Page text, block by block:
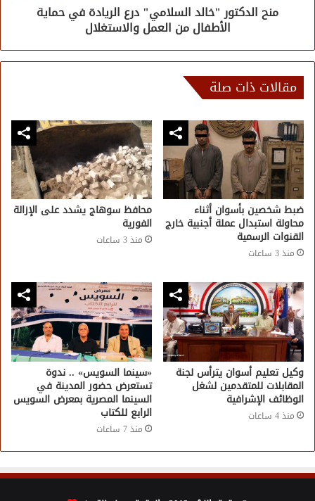
منح الدكتور "خالد السلامي" درع الريادة في حماية
الأطفال من العمل والاستغلال
مقالات ذات صلة
ضبط شخصين بأسوان أثناء
محاولة استبدال عملة أجنبية خارج
القنوات الرسمية
منذ 3 ساعات
محافظ سوهاج يشدد على الإزالة
الفورية
منذ 3 ساعات
وكيل تعليم أسوان يترأس لجنة
المقابلات للمتقدمين لشغل
الوظائف الإشرافية
منذ 4 ساعات
«سينما السويس» .. ندوة
تستعرض حضور المدينة في
السينما المصرية بمعرض السويس
الرابع للكتاب
منذ 7 ساعات